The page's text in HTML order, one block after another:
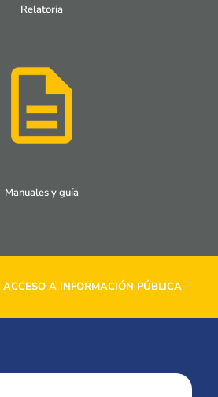
Relatoria
Manuales y guía
A INFORMACIÓN PÚBLICA